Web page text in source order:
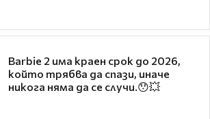
Barbie 2 има краен срок до 2026,
който трябва да спази, иначе
никога няма да се случи.😯💥